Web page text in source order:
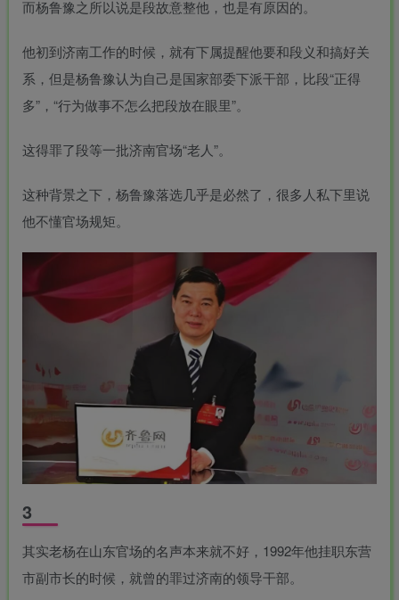
而杨鲁豫之所以说是段故意整他，也是有原因的。
他初到济南工作的时候，就有下属提醒他要和段义和搞好关
系，但是杨鲁豫认为自己是国家部委下派干部，比段“正得
多”，“行为做事不怎么把段放在眼里”。
这得罪了段等一批济南官场“老人”。
这种背景之下，杨鲁豫落选几乎是必然了，很多人私下里说
他不懂官场规矩。
3
其实老杨在山东官场的名声本来就不好，1992年他挂职东营
市副市长的时候，就曾的罪过济南的领导干部。